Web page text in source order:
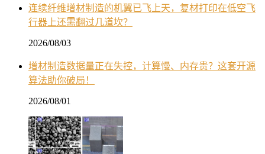
连续纤维增材制造的机翼已飞上天，复材打印在低空飞
行器上还需翻过几道坎？
2026/08/03
增材制造数据量正在失控，计算慢、内存贵？这套开源
算法助你破局！
2026/08/01